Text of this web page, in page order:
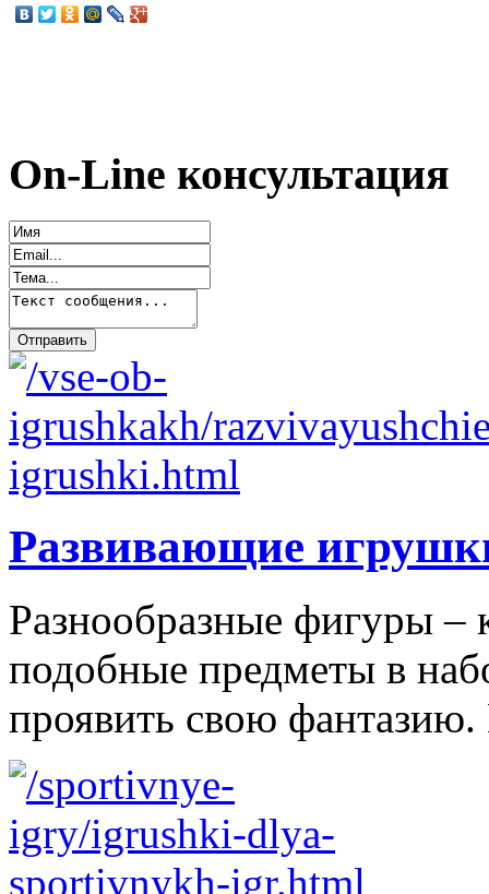
On-Line консультация
Развивающие
Разнообразные фигуры –
подобные предметы в
проявить свою